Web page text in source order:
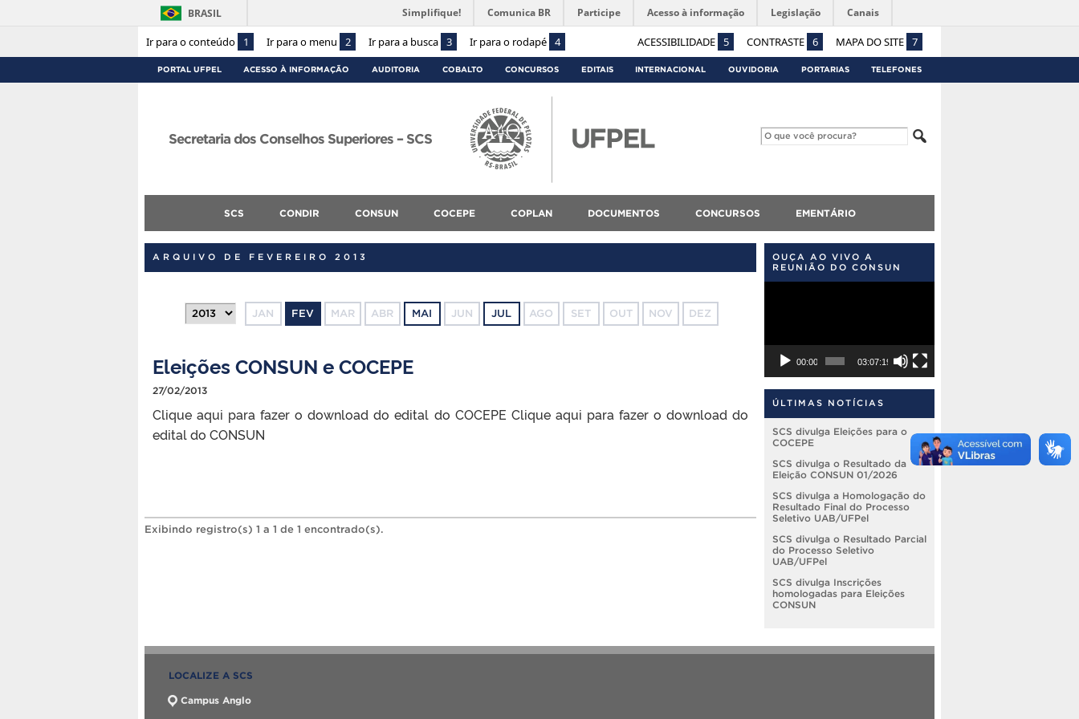
Ir para o conteúdo 1 Ir para o menu 2 Ir para a busca 3 Ir para o rodapé 4 ACESSIBILIDADE 5 CONTRASTE 6 MAPA DO SITE 7
BRASIL Simplifique! Comunica BR Participe Acesso à informação Legislação Canais
PORTAL UFPEL ACESSO À INFORMAÇÃO AUDITORIA COBALTO CONCURSOS EDITAIS INTERNACIONAL OUVIDORIA PORTARIAS TELEFONES
Secretaria dos Conselhos Superiores – SCS
SCS CONDIR CONSUN COCEPE COPLAN DOCUMENTOS CONCURSOS EMENTÁRIO
ARQUIVO DE FEVEREIRO 2013
JAN FEV MAR ABR MAI JUN JUL AGO SET OUT NOV DEZ
Eleições CONSUN e COCEPE
27/02/2013
Clique aqui para fazer o download do edital do COCEPE Clique aqui para fazer o download do
edital do CONSUN
Exibindo registro(s) 1 a 1 de 1 encontrado(s).
OUÇA AO VIVO A
REUNIÃO DO CONSUN
00:00 03:07:19
ÚLTIMAS NOTÍCIAS
SCS divulga Eleições para o
COCEPE
SCS divulga o Resultado da
Eleição CONSUN 01/2026
SCS divulga a Homologação do
Resultado Final do Processo
Seletivo UAB/UFPel
SCS divulga o Resultado Parcial
do Processo Seletivo
UAB/UFPel
SCS divulga Inscrições
homologadas para Eleições
CONSUN
LOCALIZE A SCS
Campus Anglo